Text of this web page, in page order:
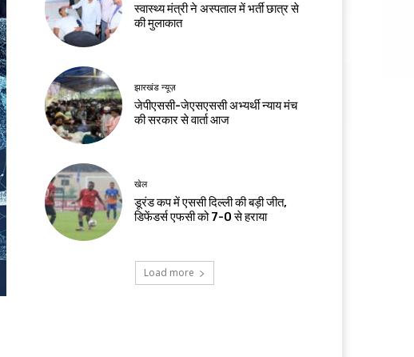
स्वास्थ्य मंत्री ने अस्पताल में भर्ती छात्र से
की मुलाकात
झारखंड न्यूज़
जेपीएससी-जेएसएससी अभ्यर्थी न्याय मंच
की सरकार से वार्ता आज
खेल
डूरंड कप में एससी दिल्ली की बड़ी जीत,
डिफेंडर्स एफसी को 7-0 से हराया
Load more